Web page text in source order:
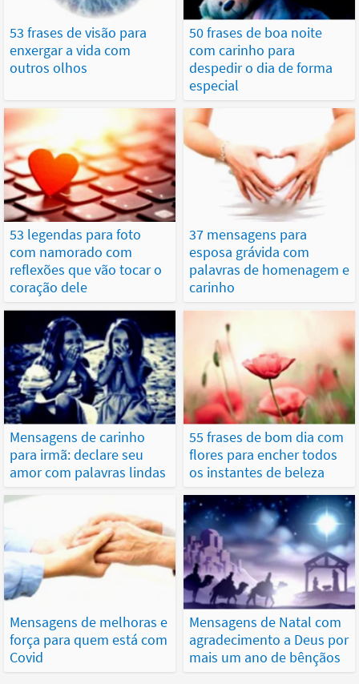
53 frases de visão para
enxergar a vida com
outros olhos
50 frases de boa noite
com carinho para
despedir o dia de forma
especial
53 legendas para foto
com namorado com
reflexões que vão tocar o
coração dele
37 mensagens para
esposa grávida com
palavras de homenagem e
carinho
Mensagens de carinho
para irmã: declare seu
amor com palavras lindas
55 frases de bom dia com
flores para encher todos
os instantes de beleza
Mensagens de melhoras e
força para quem está com
Covid
Mensagens de Natal com
agradecimento a Deus por
mais um ano de bênçãos